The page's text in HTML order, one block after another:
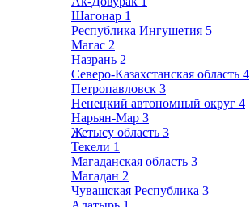
Шагонар 1
Республика Ингушетия 5
Магас 2
Назрань 2
Северо-Казахстанская область 4
Петропавловск 3
Ненецкий автономный округ 4
Нарьян-Мар 3
Жетысу область 3
Текели 1
Магаданская область 3
Магадан 2
Чувашская Республика 3